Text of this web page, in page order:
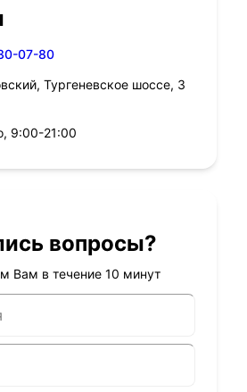
07-80
Тургеневское шоссе, 3
9:00-21:00
вопросы?
Вам в течение 10 минут